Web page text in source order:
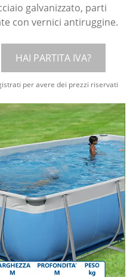
galvanizzato, parti
con vernici antiruggine.
HAI PARTITA IVA?
per avere dei prezzi riservati